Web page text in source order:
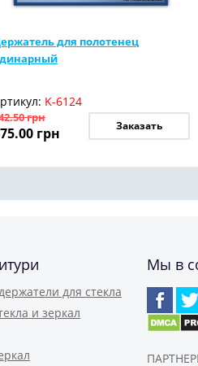
для полотенец
K-6124
грн
грн Заказать
для стекла
и зеркал
Мы в